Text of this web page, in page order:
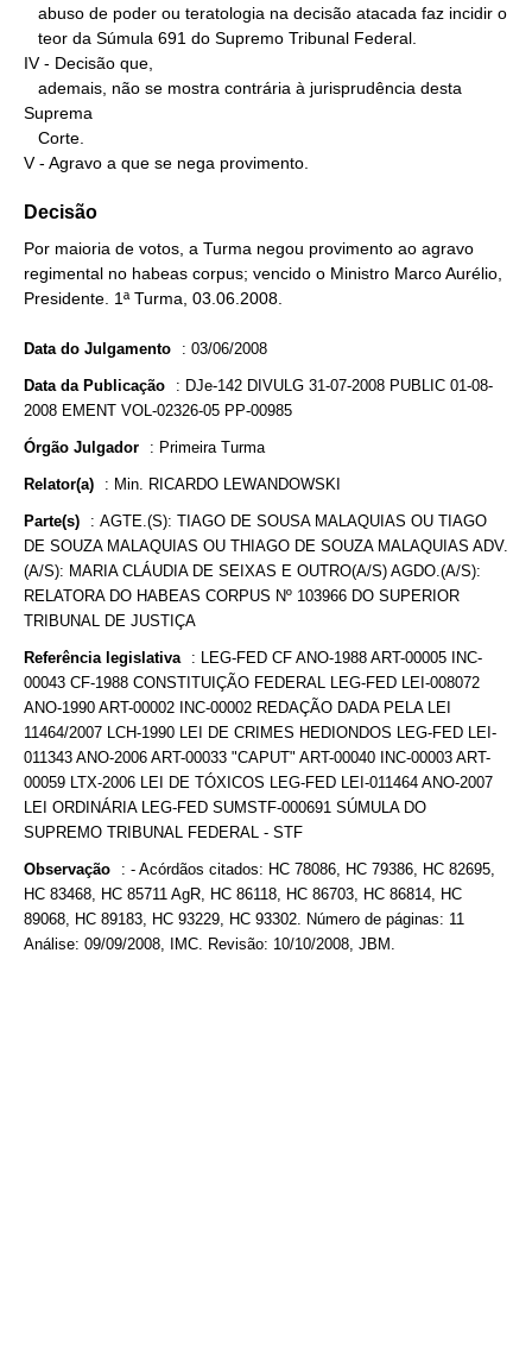
IV - Decisão que,
Suprema
V - Agravo a que se nega provimento.
Decisão
Por maioria de votos, a Turma negou provimento ao agravo
regimental no habeas corpus; vencido o Ministro Marco Aurélio,
Presidente. 1ª Turma, 03.06.2008.
Data do Julgamento : 03/06/2008
Data da Publicação : DJe-142 DIVULG 31-07-2008 PUBLIC 01-08-
2008 EMENT VOL-02326-05 PP-00985
Órgão Julgador : Primeira Turma
Relator(a) : Min. RICARDO LEWANDOWSKI
Parte(s) : AGTE.(S): TIAGO DE SOUSA MALAQUIAS OU TIAGO
DE SOUZA MALAQUIAS OU THIAGO DE SOUZA MALAQUIAS ADV.
(A/S): MARIA CLÁUDIA DE SEIXAS E OUTRO(A/S) AGDO.(A/S):
RELATORA DO HABEAS CORPUS Nº 103966 DO SUPERIOR
TRIBUNAL DE JUSTIÇA
Referência legislativa : LEG-FED CF ANO-1988 ART-00005 INC-
00043 CF-1988 CONSTITUIÇÃO FEDERAL LEG-FED LEI-008072
ANO-1990 ART-00002 INC-00002 REDAÇÃO DADA PELA LEI
11464/2007 LCH-1990 LEI DE CRIMES HEDIONDOS LEG-FED LEI-
011343 ANO-2006 ART-00033 "CAPUT" ART-00040 INC-00003 ART-
00059 LTX-2006 LEI DE TÓXICOS LEG-FED LEI-011464 ANO-2007
LEI ORDINÁRIA LEG-FED SUMSTF-000691 SÚMULA DO
SUPREMO TRIBUNAL FEDERAL - STF
Observação : - Acórdãos citados: HC 78086, HC 79386, HC 82695,
HC 83468, HC 85711 AgR, HC 86118, HC 86703, HC 86814, HC
89068, HC 89183, HC 93229, HC 93302. Número de páginas: 11
Análise: 09/09/2008, IMC. Revisão: 10/10/2008, JBM.